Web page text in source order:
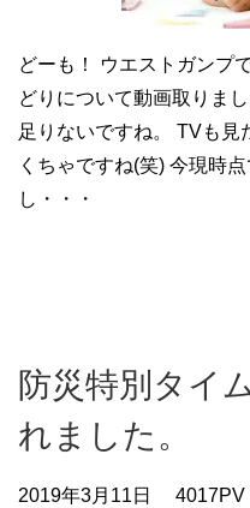
どーも！ ウエストガンプ
どりについて動画取りま
足りないですね。 TVも見
くちゃですね(笑) 今現時
し・・・
防災特別タイ
れました。
2019年3月11日 4017PV